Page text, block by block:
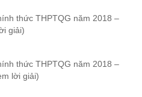
thức THPTQG năm 2018 –
giải)
thức THPTQG năm 2018 –
lời giải)